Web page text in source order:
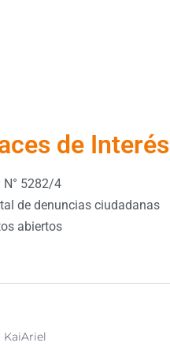
de Interés
N° 5282/4
de denuncias ciudadanas
abiertos
KaiAriel